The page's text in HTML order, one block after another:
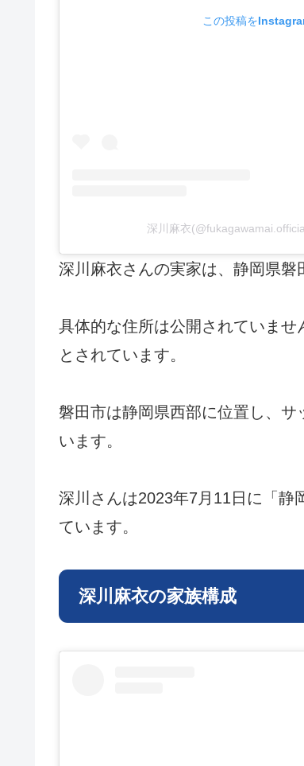
この投稿を
深川麻衣
深川麻衣さんの実家は、静岡県磐
具体的な住所は公開されていま
とされています。
磐田市は静岡県西部に位置し、
います。
深川さんは2023年7月11日に「静
ています。
深川麻衣の家族構成